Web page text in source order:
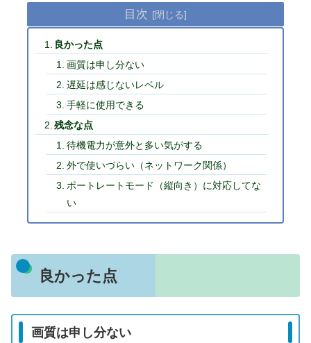
目次
良かった点
画質は申し分ない
遅延は感じないレベル
手軽に使用できる
残念な点
待機電力が意外と多い気がする
外で使いづらい（ネットワーク関係）
ポートレートモード（縦向き）に対応してな
い
良かった点
画質は申し分ない